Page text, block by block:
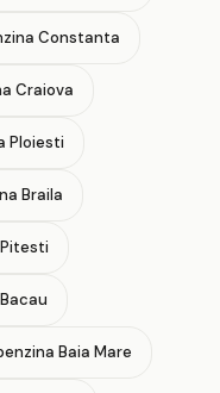
Constanta
Craiova
Ploiesti
Braila
Baia Mare